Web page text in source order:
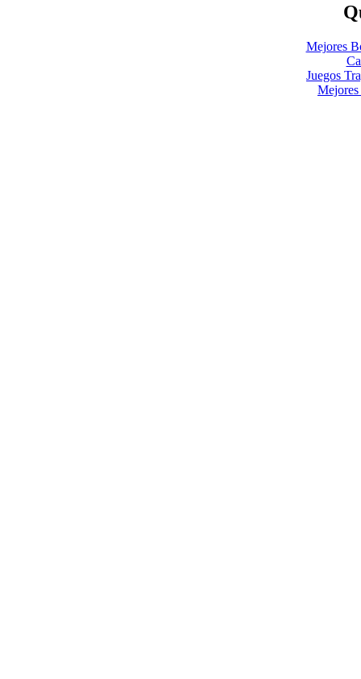
Mejores
Juegos